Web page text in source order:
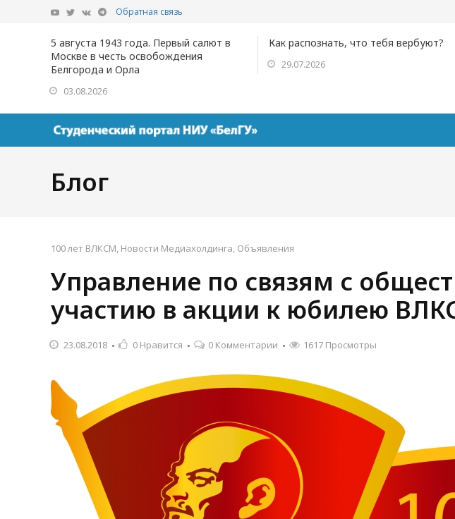
Обратная связь
5 августа 1943 года. Первый салют в
Москве в честь освобождения
Белгорода и Орла
03.08.2026
Как распознать, что тебя вербуют?
29.07.2026
Блог
100 лет ВЛКСМ, Новости Медиахолдинга, Объявления
Управление по связям с
участию в акции к юбилею
23.08.2018 0 Нравится 0 Комментарии 1617 Просмотры